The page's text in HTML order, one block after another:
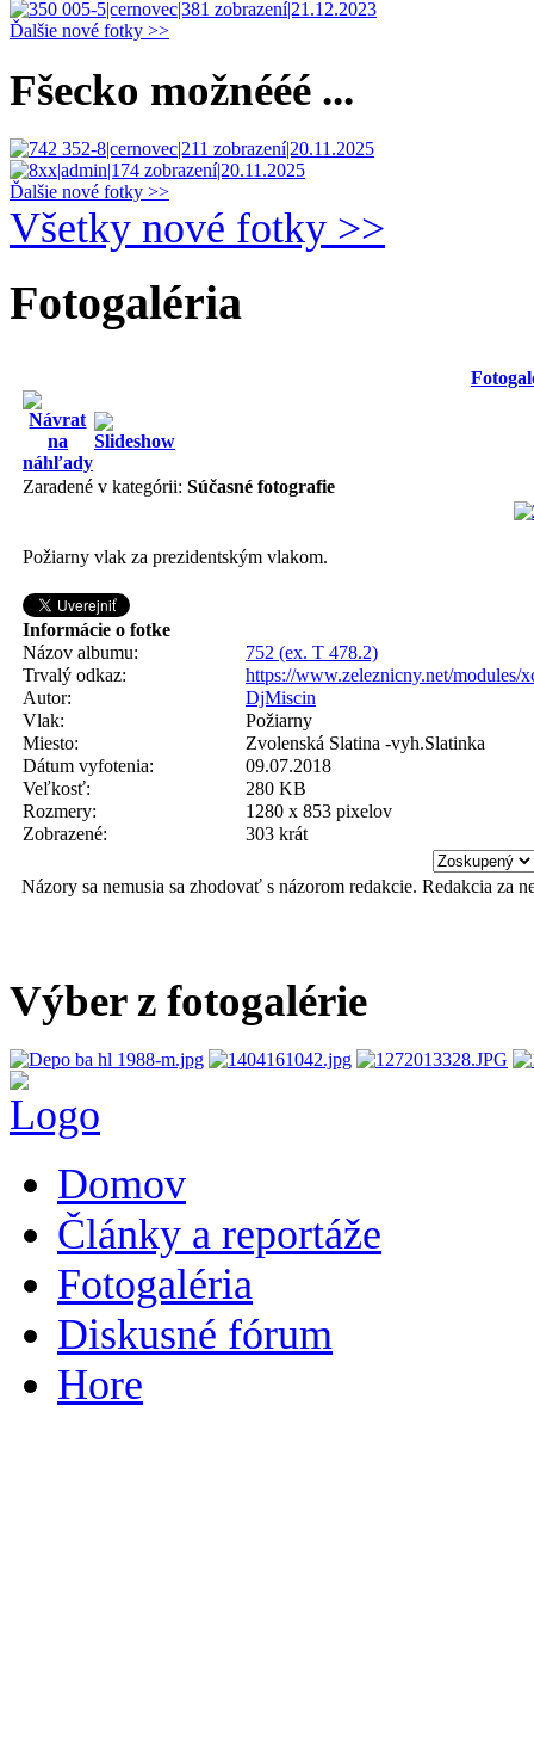
Ďalšie nové fotky >>
Fšecko možnééé ...
Ďalšie nové fotky >>
Všetky nové fotky >>
Fotogaléria
Zaradené v kategórii: Súčasné fotografie
Požiarny vlak za prezidentským vlakom.
Informácie o fotke
Názov albumu:
752 (ex. T 478.2)
Trvalý odkaz:
https://www.zeleznicny.net/modules/
Autor:
DjMiscin
Vlak:
Požiarny
Miesto:
Zvolenská Slatina -vyh.Slatinka
Dátum vyfotenia:
09.07.2018
Veľkosť:
280 KB
Rozmery:
1280 x 853 pixelov
Zobrazené:
303 krát
Názory sa nemusia sa zhodovať s názorom redakcie. Redakcia za
Výber z fotogalérie
Domov
Články a reportáže
Fotogaléria
Diskusné fórum
Hore